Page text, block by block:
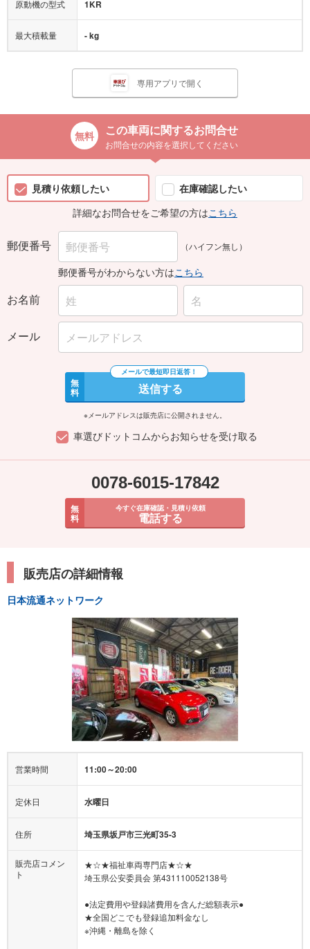
原動機の型式 1KR
最大積載量 - kg
専用アプリで開く
この車両に関するお問合せ
お問合せの内容を選択してください
見積り依頼したい
在庫確認したい
詳細なお問合せをご希望の方はこちら
郵便番号 （ハイフン無し）
郵便番号がわからない方はこちら
お名前
メール
無
料 送信する
※メールアドレスは販売店に公開されません。
車選びドットコムからお知らせを受け取る
0078-6015-17842
無
料
今すぐ在庫確認・見積り依頼
電話する
販売店の詳細情報
日本流通ネットワーク
営業時間 11:00～20:00
定休日 水曜日
住所 埼玉県坂戸市三光町35-3
販売店コメン
ト
★☆★福祉車両専門店★☆★
埼玉県公安委員会 第431110052138号
●法定費用や登録諸費用を含んだ総額表示●
★全国どこでも登録追加料金なし
※沖縄・離島を除く